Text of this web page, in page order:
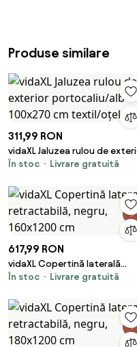
Produse similare
311,99 RON
vidaXL Jaluzea rulou de
portocaliu/alb 100x270 cm
În stoc Livrare gratuită
617,99 RON
vidaXL Copertină laterală
retractabilă, negru, 160x1200
În stoc Livrare gratuită